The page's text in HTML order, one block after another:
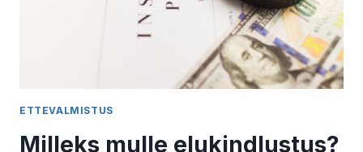
ETTEVALMISTUS
Milleks mulle elukindlustus?